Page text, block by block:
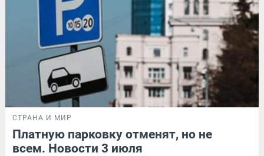
СТРАНА И МИР
Платную парковку отменят, но не
всем. Новости 3 июля